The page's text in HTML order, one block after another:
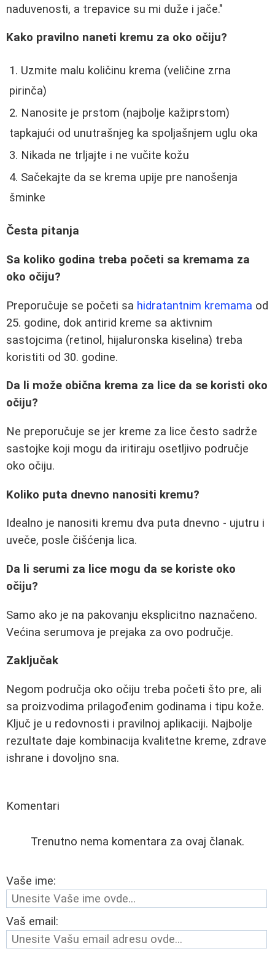
naduvenosti, a trepavice su mi duže i jače."
Kako pravilno naneti kremu za oko očiju?
Uzmite malu količinu krema (veličine zrna
pirinča)
Nanosite je prstom (najbolje kažiprstom)
tapkajući od unutrašnjeg ka spoljašnjem uglu oka
Nikada ne trljajte i ne vučite kožu
Sačekajte da se krema upije pre nanošenja
šminke
Česta pitanja
Sa koliko godina treba početi sa kremama za
oko očiju?
Preporučuje se početi sa hidratantnim kremama od
25. godine, dok antirid kreme sa aktivnim
sastojcima (retinol, hijaluronska kiselina) treba
koristiti od 30. godine.
Da li može obična krema za lice da se koristi oko
očiju?
Ne preporučuje se jer kreme za lice često sadrže
sastojke koji mogu da iritiraju osetljivo područje
oko očiju.
Koliko puta dnevno nanositi kremu?
Idealno je nanositi kremu dva puta dnevno - ujutru i
uveče, posle čišćenja lica.
Da li serumi za lice mogu da se koriste oko
očiju?
Samo ako je na pakovanju eksplicitno naznačeno.
Većina serumova je prejaka za ovo područje.
Zaključak
Negom područja oko očiju treba početi što pre, ali
sa proizvodima prilagođenim godinama i tipu kože.
Ključ je u redovnosti i pravilnoj aplikaciji. Najbolje
rezultate daje kombinacija kvalitetne kreme, zdrave
ishrane i dovoljno sna.
Komentari
Trenutno nema komentara za ovaj članak.
Vaše ime:
Vaš email: